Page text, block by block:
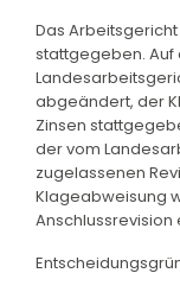
Das
stattgegeben. Auf
abgeändert, der
Zinsen
der vom
zugelassenen
Klageabweisung
Anschlussrevision